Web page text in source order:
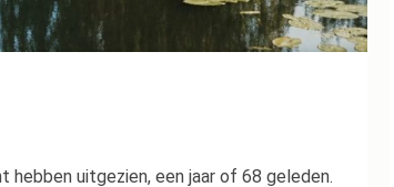
uitgezien, een jaar of 68 geleden.